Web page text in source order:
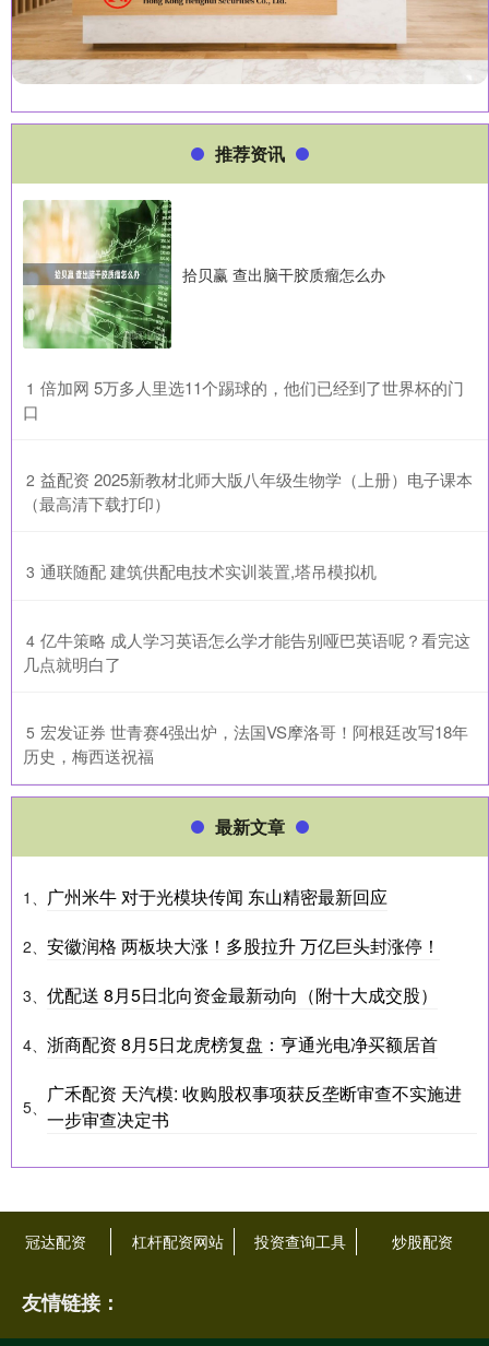
推荐资讯
拾贝赢 查出脑干胶质瘤怎么办
1 ​倍加网 5万多人里选11个踢球的，他们已经到了世界杯的门
口
2 ​益配资 2025新教材北师大版八年级生物学（上册）电子课本
（最高清下载打印）
3 ​通联随配 建筑供配电技术实训装置,塔吊模拟机
4 ​亿牛策略 成人学习英语怎么学才能告别哑巴英语呢？看完这
几点就明白了
5 ​宏发证券 世青赛4强出炉，法国VS摩洛哥！阿根廷改写18年
历史，梅西送祝福
最新文章
1、 广州米牛 对于光模块传闻 东山精密最新回应
2、 安徽润格 两板块大涨！多股拉升 万亿巨头封涨停！
3、 优配送 8月5日北向资金最新动向（附十大成交股）
4、 浙商配资 8月5日龙虎榜复盘：亨通光电净买额居首
5、
广禾配资 天汽模: 收购股权事项获反垄断审查不实施进
一步审查决定书
冠达配资 杠杆配资网站 投资查询工具 炒股配资
友情链接：